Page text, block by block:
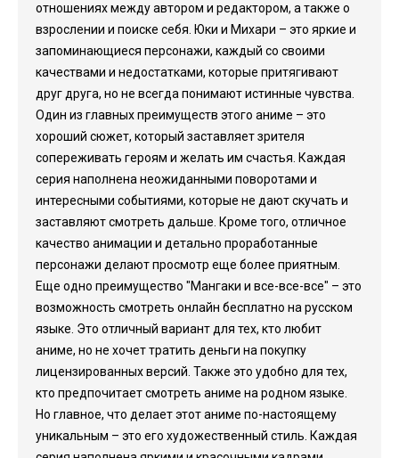
отношениях между автором и редактором, а также о
взрослении и поиске себя. Юки и Михари – это яркие и
запоминающиеся персонажи, каждый со своими
качествами и недостатками, которые притягивают
друг друга, но не всегда понимают истинные чувства.
Один из главных преимуществ этого аниме – это
хороший сюжет, который заставляет зрителя
сопереживать героям и желать им счастья. Каждая
серия наполнена неожиданными поворотами и
интересными событиями, которые не дают скучать и
заставляют смотреть дальше. Кроме того, отличное
качество анимации и детально проработанные
персонажи делают просмотр еще более приятным.
Еще одно преимущество "Мангаки и все-все-все" – это
возможность смотреть онлайн бесплатно на русском
языке. Это отличный вариант для тех, кто любит
аниме, но не хочет тратить деньги на покупку
лицензированных версий. Также это удобно для тех,
кто предпочитает смотреть аниме на родном языке.
Но главное, что делает этот аниме по-настоящему
уникальным – это его художественный стиль. Каждая